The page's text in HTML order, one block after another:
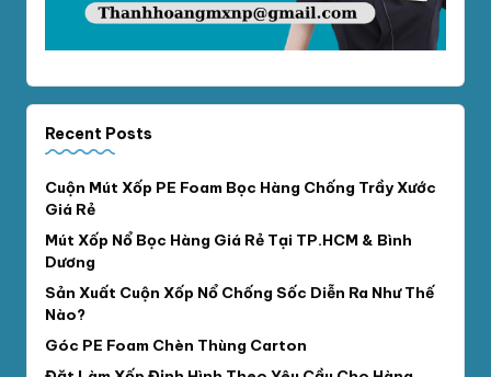
Recent Posts
Cuộn Mút Xốp PE Foam Bọc Hàng Chống Trầy Xước
Giá Rẻ
Mút Xốp Nổ Bọc Hàng Giá Rẻ Tại TP.HCM & Bình
Dương
Sản Xuất Cuộn Xốp Nổ Chống Sốc Diễn Ra Như Thế
Nào?
Góc PE Foam Chèn Thùng Carton